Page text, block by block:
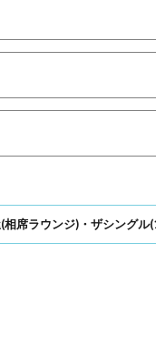
席ラウンジ)・ザシングル